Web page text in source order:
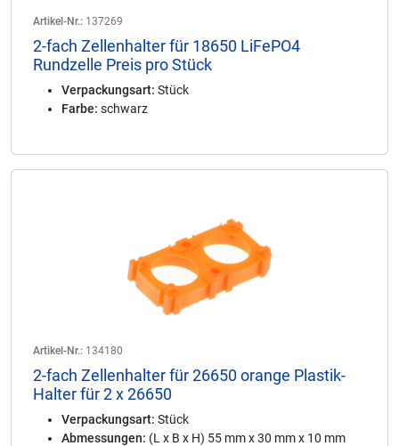
Artikel-Nr.: 137269
2-fach Zellenhalter für 18650 LiFePO4
Rundzelle Preis pro Stück
Verpackungsart: Stück
Farbe: schwarz
Artikel-Nr.: 134180
2-fach Zellenhalter für 26650 orange Plastik-
Halter für 2 x 26650
Verpackungsart: Stück
Abmessungen: (L x B x H) 55 mm x 30 mm x 10 mm